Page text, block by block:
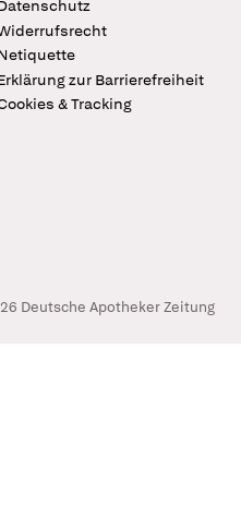
zur Barrierefreiheit
& Tracking
Deutsche Apotheker Zeitung